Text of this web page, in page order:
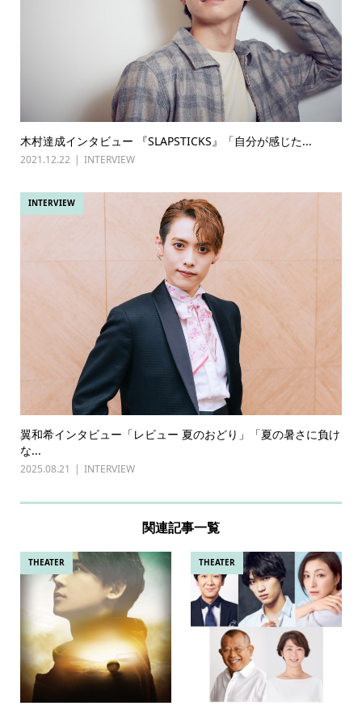
木村達成インタビュー 『SLAPSTICKS』「自分が感じた...
2021.12.22 INTERVIEW
INTERVIEW
翼和希インタビュー「レビュー 夏のおどり」「夏の暑さに負け
な...
2025.08.21 INTERVIEW
関連記事一覧
THEATER THEATER